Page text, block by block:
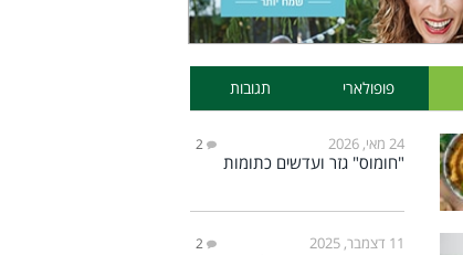
פופולארי תגובות
24 מאי, 2026 2
"חומוס" גזר ועדשים כתומות
11 דצמבר, 2025 2